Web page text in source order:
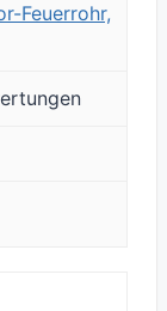
Feuerrohr,